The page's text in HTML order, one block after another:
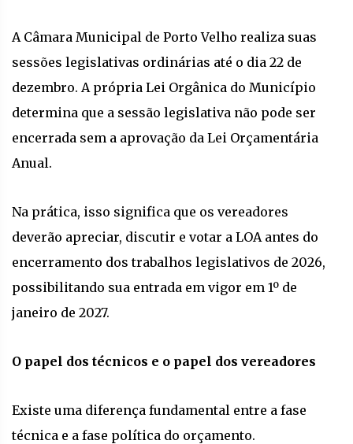
A Câmara Municipal de Porto Velho realiza suas
sessões legislativas ordinárias até o dia 22 de
dezembro. A própria Lei Orgânica do Município
determina que a sessão legislativa não pode ser
encerrada sem a aprovação da Lei Orçamentária
Anual.
Na prática, isso significa que os vereadores
deverão apreciar, discutir e votar a LOA antes do
encerramento dos trabalhos legislativos de 2026,
possibilitando sua entrada em vigor em 1º de
janeiro de 2027.
O papel dos técnicos e o papel dos vereadores
Existe uma diferença fundamental entre a fase
técnica e a fase política do orçamento.